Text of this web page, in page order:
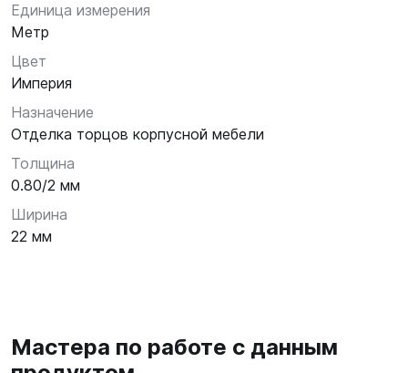
Единица измерения
Метр
Цвет
Империя
Назначение
Отделка торцов корпусной мебели
Толщина
0.80/2 мм
Ширина
22 мм
Мастера по работе с данным